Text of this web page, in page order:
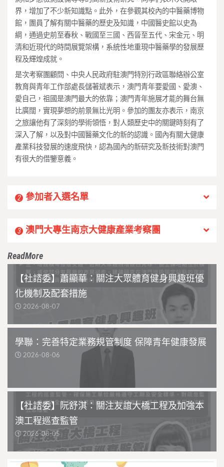
界，增加了不少新知識點。此外，在參觀其校內的中醫藥博物
館，團員了解有關中醫藥的歷史及知識，中國醫史館以史為
綱，通過史前至春秋、戰國至三國、西晉至五代、宋金元、明
清和近現代的時間展覽架構，系統性地重現中醫藥學的發展歷
程及輝煌成就。
是次考察團顧問、中央人民政府駐澳門特別行政區聯絡辦公室
教育與青年工作部處長儲著斌表示，澳門青年要愛國、愛澳、
愛自己，祖國是澳門最大的依靠；澳門青年施展才能的舞台無
比廣闊，實現夢想的前景無比光明。參加的團友亦表示，南京
之旅讓他有了深刻的學術領悟，對人類歷史中的關鍵時刻有了
深入了解，以及對中國醫藥文化的新的認識。國內有關大健康
產業科技發展的速度飛快，認為國內的新研究及新技術對澳門
有很大的借鑒意義。
2 參加者入選名單
3 澳門大專生南京大健康產業考察團
ReadMore
【社諮委】蕭顯華：關注大眾體育健身興趣班優
化機制及配套措施
2026-08-07
學聯：完善特定業務規管制度 保障青年健康發展
2026-08-06
【社諮委】阮舒淇：關注友誼大橋工程及加強本
澳工程巡查監管
2026-08-05